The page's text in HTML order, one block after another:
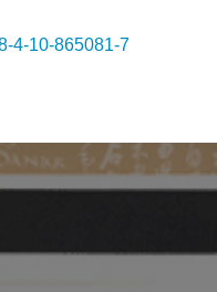
4-10-865081-7